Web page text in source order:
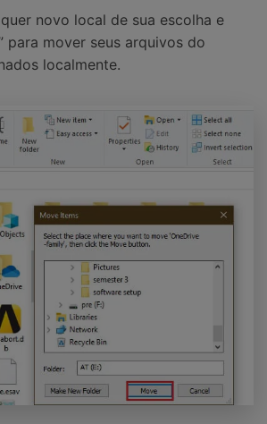
novo local de sua escolha e
para mover seus arquivos do
localmente.